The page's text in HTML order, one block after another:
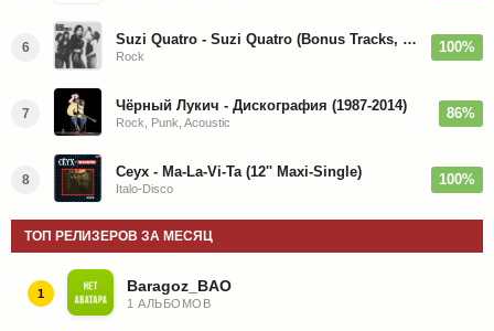
6 Suzi Quatro - Suzi Quatro (Bonus Tracks, Remaster) 1973/2022
Rock
100%
7 Чёрный Лукич - Дискография (1987-2014)
Rock, Punk, Acoustic
86%
8 Ceyx - Ma-La-Vi-Ta (12'' Maxi-Single)
Italo-Disco
100%
ТОП РЕЛИЗЕРОВ ЗА МЕСЯЦ
1 Baragoz_BAO
1 АЛЬБОМОВ